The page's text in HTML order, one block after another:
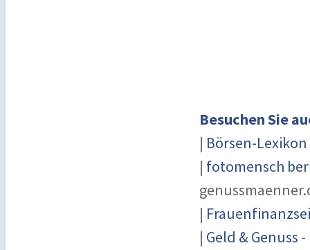
Besuchen Sie
| Börsen-Lexikon
| fotomensch
|
| Geld & Genuss -